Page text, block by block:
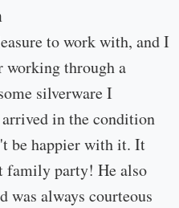
to work with, and I
working through a
silverware I
in the condition
be happier with it. It
family party! He also
was always courteous